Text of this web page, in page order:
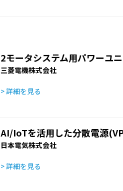
2モータシステム用パワーユ
三菱電機株式会社
> 詳細を見る
AI/IoTを活用した分散電源
日本電気株式会社
> 詳細を見る